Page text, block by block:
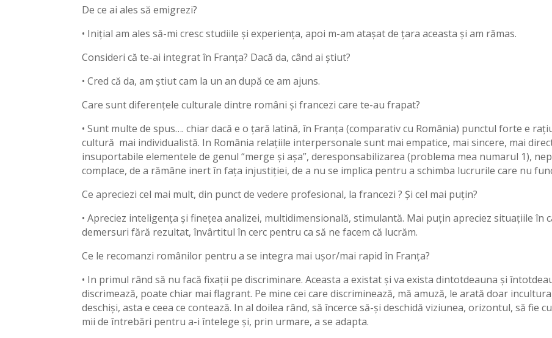
De ce ai ales să emigrezi?
• Inițial am ales să-mi cresc studiile și experiența, apoi m-am atașat de țara aceasta și am rămas.
Consideri că te-ai integrat în Franța? Dacă da, când ai știut?
• Cred că da, am știut cam la un an după ce am ajuns.
Care sunt diferențele culturale dintre români și francezi care te-au frapat?
• Sunt multe de spus…. chiar dacă e o țară latină, în Franța (comparativ cu România) punctul forte e
cultură mai individualistă. In România relațiile interpersonale sunt mai empatice, mai sincere, mai
insuportabile elementele de genul “merge și așa”, deresponsabilizarea (problema mea numarul 1),
complace, de a rămâne inert în fața injustiției, de a nu se implica pentru a schimba lucrurile care nu
Ce apreciezi cel mai mult, din punct de vedere profesional, la francezi ? Și cel mai puțin?
• Apreciez inteligența și finețea analizei, multidimensională, stimulantă. Mai puțin apreciez situațiile în
demersuri fără rezultat, învârtitul în cerc pentru ca să ne facem că lucrăm.
Ce le recomanzi românilor pentru a se integra mai ușor/mai rapid în Franța?
• In primul rând să nu facă fixații pe discriminare. Aceasta a existat și va exista dintotdeauna și
discrimează, poate chiar mai flagrant. Pe mine cei care discriminează, mă amuză, le arată doar
deschiși, asta e ceea ce contează. In al doilea rând, să încerce să-și deschidă viziunea, orizontul, să fie
mii de întrebări pentru a-i întelege și, prin urmare, a se adapta.